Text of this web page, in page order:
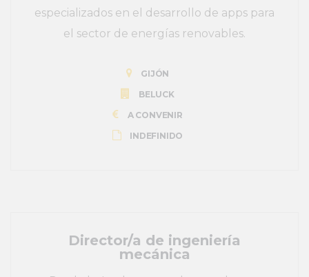
especializados en el desarrollo de apps para
el sector de energías renovables.
GIJÓN
BELUCK
A CONVENIR
INDEFINIDO
Director/a de ingeniería
mecánica